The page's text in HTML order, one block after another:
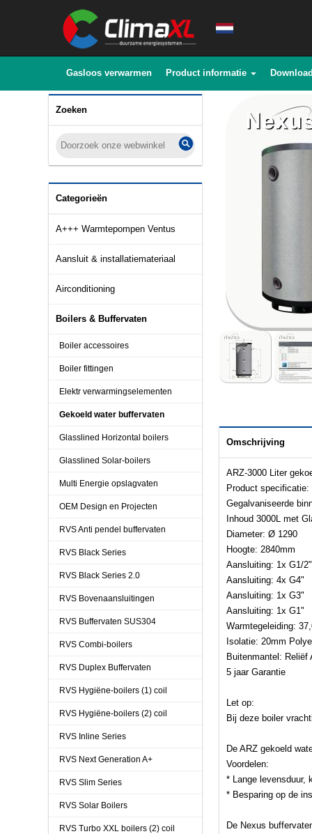
Gasloos verwarmen Product informatie
Zoeken
Categorieën
A+++ Warmtepompen Ventus
Aansluit & installatiemateriaal
Airconditioning
Boilers & Buffervaten
Boiler accessoires
Boiler fittingen
Elektr verwarmingselementen
Gekoeld water buffervaten
Glasslined Horizontal boilers
Glasslined Solar-boilers
Multi Energie opslagvaten
OEM Design en Projecten
RVS Anti pendel buffervaten
RVS Black Series
RVS Black Series 2.0
RVS Bovenaansluitingen
RVS Buffervaten SUS304
RVS Combi-boilers
RVS Duplex Buffervaten
RVS Hygiëne-boilers (1) coil
RVS Hygiëne-boilers (2) coil
RVS Inline Series
RVS Next Generation A+
RVS Slim Series
RVS Solar Boilers
RVS Turbo XXL boilers (2) coil
Omschrijving
ARZ-3000 Liter
Product specificatie:
Gegalvaniseerde
Inhoud 3000L met
Diameter: Ø 1290
Hoogte: 2840mm
Aansluiting: 1x G1/2"
Aansluiting: 4x G4"
Aansluiting: 1x G3"
Aansluiting: 1x G1"
Warmtegeleiding:
Isolatie: 20mm
Buitenmantel: Reliëf
5 jaar Garantie
Let op:
Bij deze boiler
De ARZ gekoeld
Voordelen:
* Lange levensduur,
* Besparing op de
De Nexus